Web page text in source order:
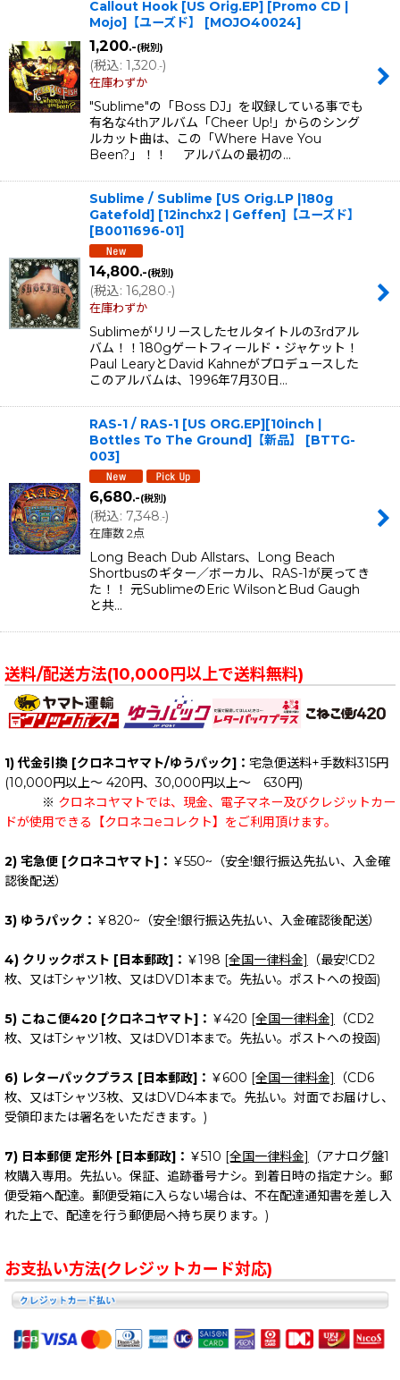
Callout Hook [US Orig.EP] [Promo CD |
Mojo]【ユーズド】
[MOJO40024]
1,200.-(税別)
(税込: 1,320.-)
在庫わずか
"Sublime"の「Boss DJ」を収録している事でも
有名な4thアルバム「Cheer Up!」からのシング
ルカット曲は、この「Where Have You
Been?」！！ アルバムの最初の…
Sublime / Sublime [US Orig.LP |180g
Gatefold] [12inchx2 | Geffen]【ユーズド】
[B0011696-01]
14,800.-(税別)
(税込: 16,280.-)
在庫わずか
Sublimeがリリースしたセルタイトルの3rdアル
バム！！180gゲートフィールド・ジャケット！
Paul LearyとDavid Kahneがプロデュースした
このアルバムは、1996年7月30日…
RAS-1 / RAS-1 [US ORG.EP][10inch |
Bottles To The Ground]【新品】
[BTTG-
003]
6,680.-(税別)
(税込: 7,348 .-)
在庫数 2点
Long Beach Dub Allstars、Long Beach
Shortbusのギター／ボーカル、RAS-1が戻ってき
た！！ 元SublimeのEric WilsonとBud Gaugh
と共…
送料/配送方法(10,000円以上で送料無料)
1) 代金引換 [クロネコヤマト/ゆうパック]： 宅急便送料+手数料315円
(10,000円以上～ 420円、30,000円以上～ 630円)
※ クロネコヤマトでは、現金、電子マネー及びクレジットカー
ドが使用できる【クロネコeコレクト】をご利用頂けます。
2) 宅急便 [クロネコヤマト]： ￥550~（安全!銀行振込先払い、入金確
認後配送）
3) ゆうパック： ￥820~（安全!銀行振込先払い、入金確認後配送）
4) クリックポスト [日本郵政]： ￥198 [全国一律料金]
（最安!CD2
枚、又はTシャツ1枚、又はDVD1本まで。先払い。ポストへの投函)
5) こねこ便420 [クロネコヤマト]： ￥420 [全国一律料金]
（CD2
枚、又はTシャツ1枚、又はDVD1本まで。先払い。ポストへの投函)
6) レターパックプラス [日本郵政]： ￥600 [全国一律料金]
（CD6
枚、又はTシャツ3枚、又はDVD4本まで。先払い。対面でお届けし、
受領印または署名をいただきます。)
7) 日本郵便 定形外 [日本郵政]： ￥510 [全国一律料金]
（アナログ盤1
枚購入専用。先払い。保証、追跡番号ナシ。到着日時の指定ナシ。郵
便受箱へ配達。郵便受箱に入らない場合は、不在配達通知書を差し入
れた上で、配達を行う郵便局へ持ち戻ります。)
お支払い方法(クレジットカード対応)